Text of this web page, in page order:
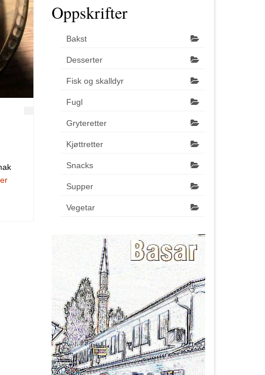
Oppskrifter
Bakst
Desserter
Fisk og skalldyr
Fugl
Gryteretter
Kjøttretter
Snacks
Supper
Vegetar